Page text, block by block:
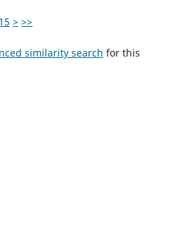
15 > >>
similarity search for this